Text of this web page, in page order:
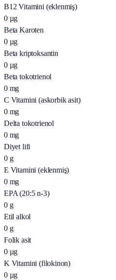
B12 Vitamini (eklenmiş)
0 µg
Beta Karoten
0 µg
Beta kriptoksantin
0 µg
Beta tokotrienol
0 mg
C Vitamini (askorbik asit)
0 mg
Delta tokotrienol
0 mg
Diyet lifi
0 g
E Vitamini (eklenmiş)
0 mg
EPA (20:5 n-3)
0 g
Etil alkol
0 g
Folik asit
0 µg
K Vitamini (filokinon)
0 µg